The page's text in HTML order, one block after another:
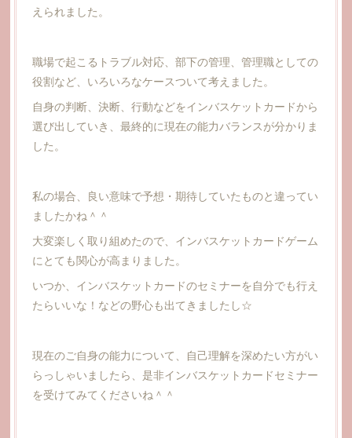
えられました。
職場で起こるトラブル対応、部下の管理、管理職としての
役割など、いろいろなケースついて考えました。
自身の判断、決断、行動などをインバスケットカードから
選び出していき、最終的に現在の能力バランスが分かりま
した。
私の場合、良い意味で予想・期待していたものと違ってい
ましたかね＾＾
大変楽しく取り組めたので、インバスケットカードゲーム
にとても関心が高まりました。
いつか、インバスケットカードのセミナーを自分でも行え
たらいいな！などの野心も出てきましたし☆
現在のご自身の能力について、自己理解を深めたい方がい
らっしゃいましたら、是非インバスケットカードセミナー
を受けてみてくださいね＾＾